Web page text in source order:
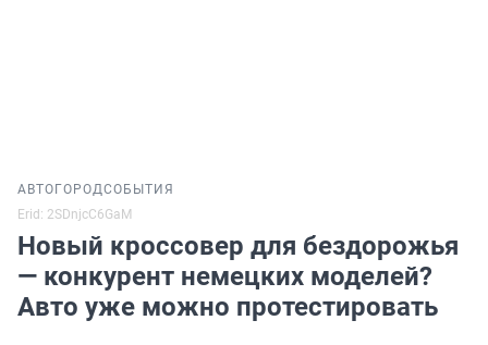
АВТО ГОРОДСОБЫТИЯ
Erid: 2SDnjcC6GaM
Новый кроссовер для бездорожья
— конкурент немецких моделей?
Авто уже можно протестировать